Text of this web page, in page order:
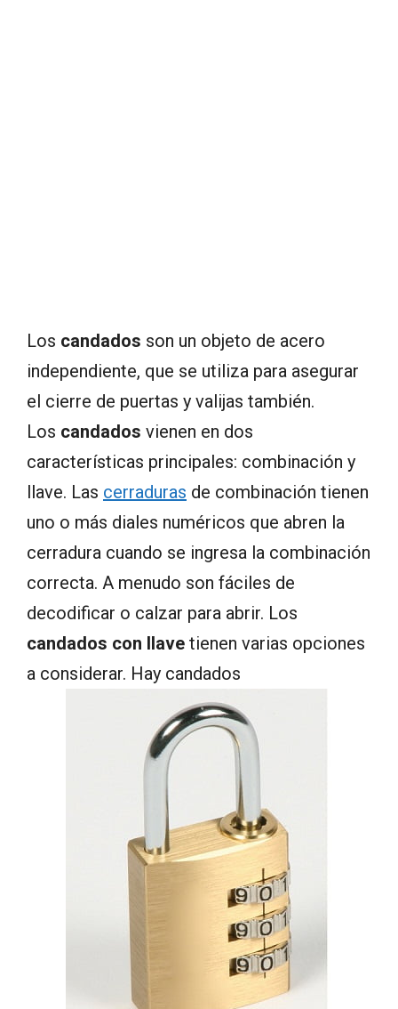
Los candados son un objeto de acero
independiente, que se utiliza para asegurar
el cierre de puertas y valijas también.
Los candados vienen en dos
características principales: combinación y
llave. Las cerraduras de combinación tienen
uno o más diales numéricos que abren la
cerradura cuando se ingresa la combinación
correcta. A menudo son fáciles de
decodificar o calzar para abrir. Los
candados con llave tienen varias opciones
a considerar. Hay candados